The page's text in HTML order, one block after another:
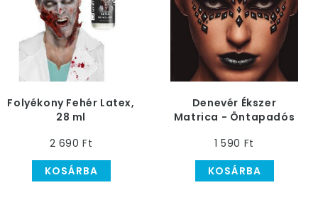
Folyékony Fehér Latex,
28 ml
2 690 Ft
KOSÁRBA
Denevér Ékszer
Matrica - Öntapadós
1 590 Ft
KOSÁRBA